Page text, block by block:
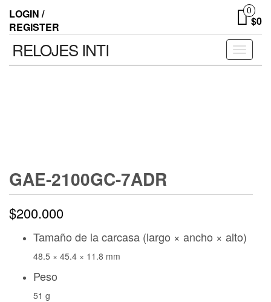
LOGIN /
REGISTER
0
$0
Toggle
RELOJES INTI
GAE-2100GC-7ADR
$200.000
Tamaño de la carcasa (largo × ancho × alto)
48.5 × 45.4 × 11.8 mm
Peso
51 g